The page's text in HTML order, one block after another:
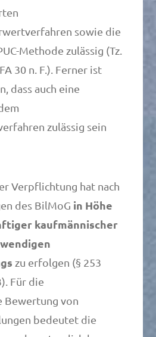
sowie die
Methode zulässig (Tz.
30 n. F.). Ferner ist
dass auch eine
zulässig sein
Verpflichtung hat nach
des BilMoG in Höhe
kaufmännischer
zu erfolgen (§ 253
Für die
Bewertung von
bedeutet die